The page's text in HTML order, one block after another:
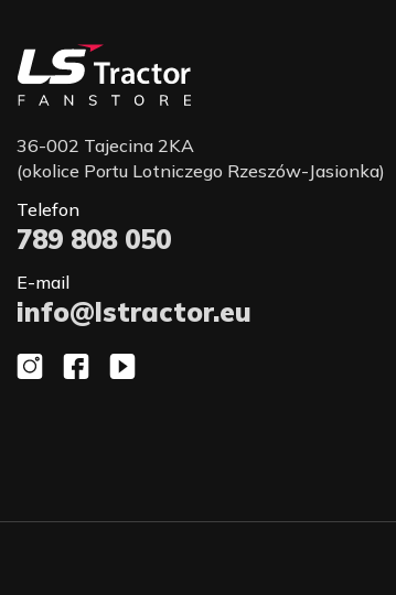
36-002 Tajecina 2KA
(okolice Portu Lotniczego Rzeszów-Jasionka)
Telefon
789 808 050
E-mail
info@lstractor.eu